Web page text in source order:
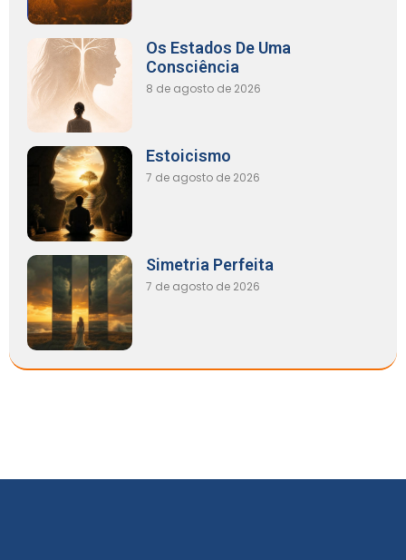
Os Estados De Uma
Consciência
8 de agosto de 2026
Estoicismo
7 de agosto de 2026
Simetria Perfeita
7 de agosto de 2026